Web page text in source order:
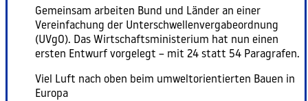
Gemeinsam arbeiten Bund und Länder an einer
Vereinfachung der Unterschwellenvergabeordnung
(UVgO). Das Wirtschaftsministerium hat nun einen
ersten Entwurf vorgelegt – mit 24 statt 54 Paragrafen.
Viel Luft nach oben beim umweltorientierten Bauen in
Europa